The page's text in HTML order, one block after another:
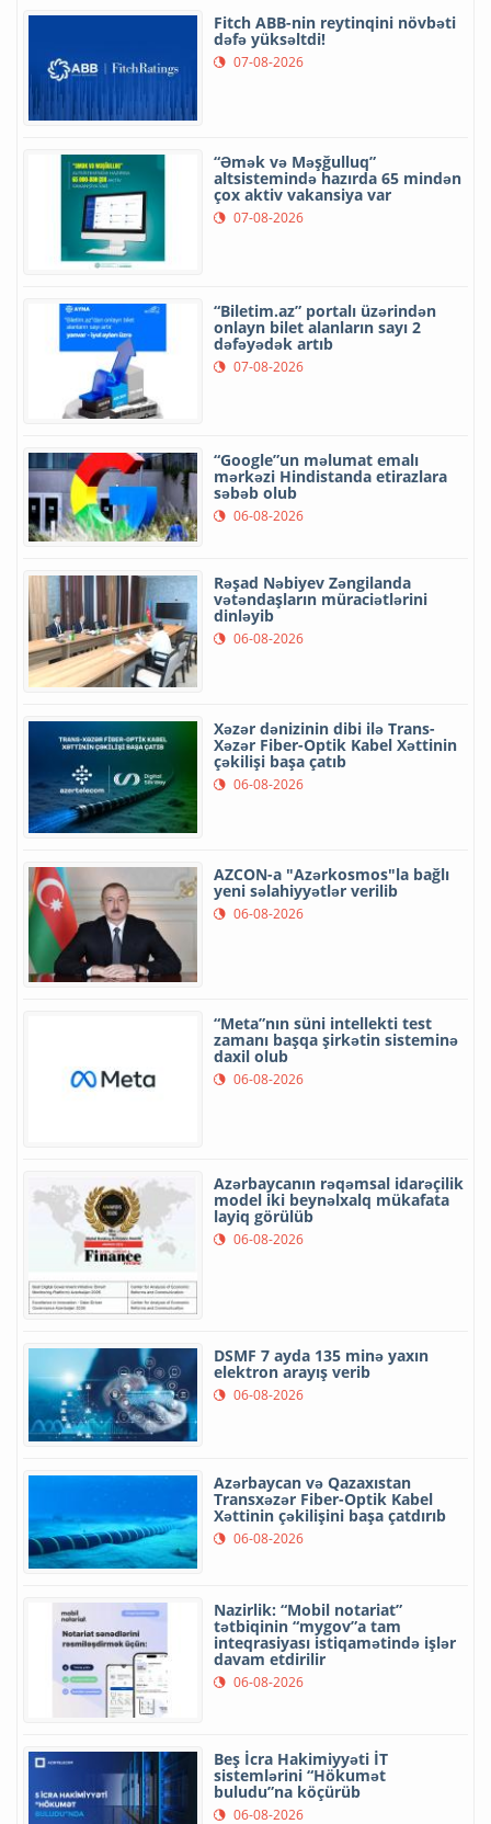
Fitch ABB-nin reytinqini növbəti
dəfə yüksəltdi!
07-08-2026
“Əmək və Məşğulluq”
altsistemində hazırda 65 mindən
çox aktiv vakansiya var
07-08-2026
“Biletim.az” portalı üzərindən
onlayn bilet alanların sayı 2
dəfəyədək artıb
07-08-2026
“Google”un məlumat emalı
mərkəzi Hindistanda etirazlara
səbəb olub
06-08-2026
Rəşad Nəbiyev Zəngilanda
vətəndaşların müraciətlərini
dinləyib
06-08-2026
Xəzər dənizinin dibi ilə Trans-
Xəzər Fiber-Optik Kabel Xəttinin
çəkilişi başa çatıb
06-08-2026
AZCON-a "Azərkosmos"la bağlı
yeni səlahiyyətlər verilib
06-08-2026
“Meta”nın süni intellekti test
zamanı başqa şirkətin sisteminə
daxil olub
06-08-2026
Azərbaycanın rəqəmsal idarəçilik
model iki beynəlxalq mükafata
layiq görülüb
06-08-2026
DSMF 7 ayda 135 minə yaxın
elektron arayış verib
06-08-2026
Azərbaycan və Qazaxıstan
Transxəzər Fiber-Optik Kabel
Xəttinin çəkilişini başa çatdırıb
06-08-2026
Nazirlik: “Mobil notariat”
tətbiqinin “mygov”a tam
inteqrasiyası istiqamətində işlər
davam etdirilir
06-08-2026
Beş İcra Hakimiyyəti İT
sistemlərini “Hökumət
buludu”na köçürüb
06-08-2026